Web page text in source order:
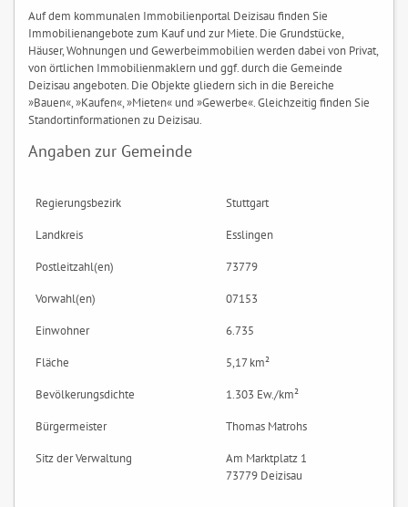
Auf dem kommunalen Immobilienportal Deizisau finden Sie
Immobilienangebote zum Kauf und zur Miete. Die Grundstücke,
Häuser, Wohnungen und Gewerbeimmobilien werden dabei von Privat,
von örtlichen Immobilienmaklern und ggf. durch die Gemeinde
Deizisau angeboten. Die Objekte gliedern sich in die Bereiche
»Bauen«, »Kaufen«, »Mieten« und »Gewerbe«. Gleichzeitig finden Sie
Standortinformationen zu Deizisau.
Angaben zur Gemeinde
Regierungsbezirk
Stuttgart
Landkreis
Esslingen
Postleitzahl(en)
73779
Vorwahl(en)
07153
Einwohner
6.735
Fläche
5,17 km²
Bevölkerungsdichte
1.303 Ew./km²
Bürgermeister
Thomas Matrohs
Sitz der Verwaltung
Am Marktplatz 1
73779 Deizisau